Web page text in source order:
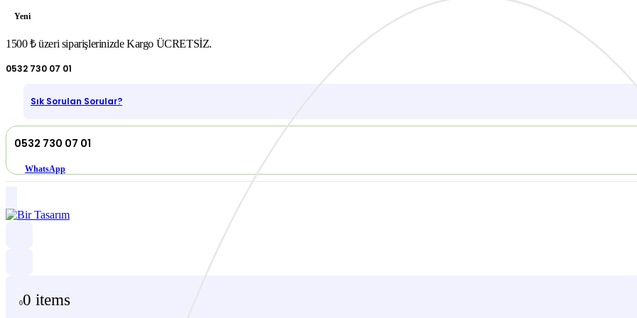
Yeni
1500 ₺ üzeri siparişlerinizde Kargo ÜCRETSİZ.
0532 730 07 01
Sık Sorulan Sorular?
0532 730 07 01
WhatsApp
00 items